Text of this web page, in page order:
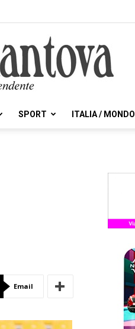
SPORT ITALIA / MONDO
Email